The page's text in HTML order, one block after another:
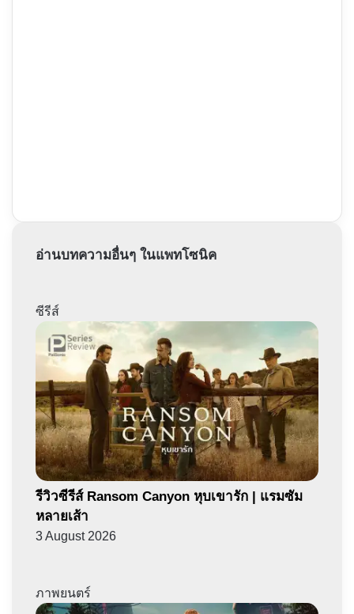
อ่านบทความอื่นๆ ในแพทโซนิค
ซีรีส์
รีวิวซีรีส์ Ransom Canyon หุบเขารัก | แรมซัม
หลายเส้า
3 August 2026
ภาพยนตร์